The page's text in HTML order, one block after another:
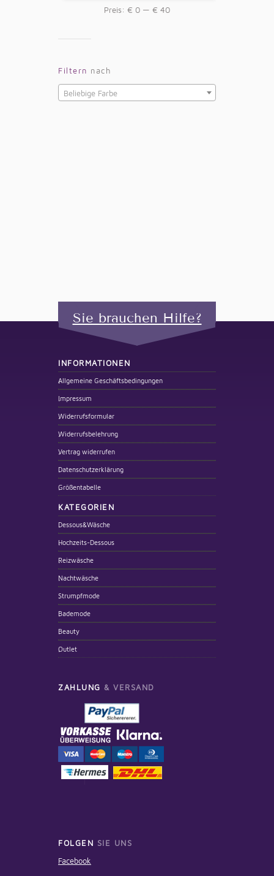
Preis: € 0 — € 40
Filtern nach
Beliebige Farbe
Sie brauchen Hilfe?
INFORMATIONEN
Allgemeine Geschäftsbedingungen
Impressum
Widerrufsformular
Widerrufsbelehrung
Vertrag widerrufen
Datenschutzerklärung
Größentabelle
KATEGORIEN
Dessous&Wäsche
Hochzeits-Dessous
Reizwäsche
Nachtwäsche
Strumpfmode
Bademode
Beauty
Outlet
ZAHLUNG & VERSAND
FOLGEN SIE UNS
Facebook